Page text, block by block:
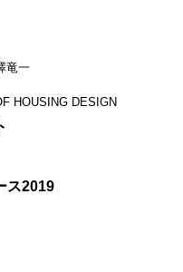
竜一
HOUSING DESIGN
ス2019